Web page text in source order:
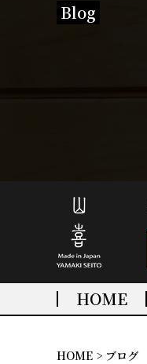
Blog
HOME
HOME > ブログ